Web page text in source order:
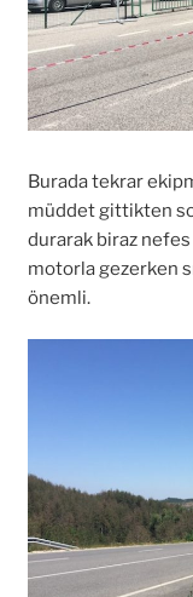
Burada tekrar
müddet gittikten
durarak biraz
motorla gezerken
önemli.